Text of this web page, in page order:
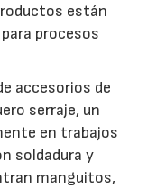
están
procesos
accesorios de
serraje, un
en trabajos
soldadura y
manguitos,